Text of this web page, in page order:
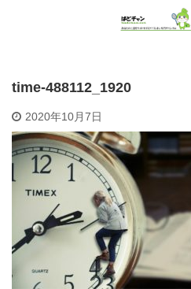
time-488112_1920
2020年10月7日